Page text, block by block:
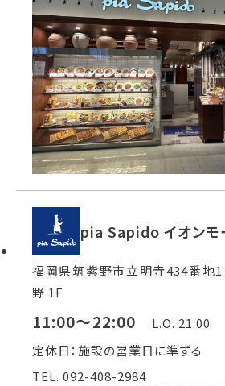
pia Sapido イオンモ
福岡県筑紫野市立明寺434番地1
野 1F
11:00～22:00
L.O. 21:00
定休日：施設の営業日に準ずる
TEL. 092-408-2984